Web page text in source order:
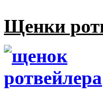
Щенки